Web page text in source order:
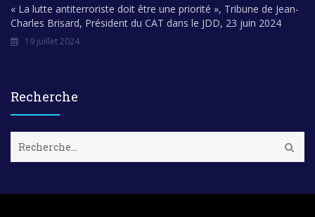
« La lutte antiterroriste doit être une priorité », Tribune de Jean-
Charles Brisard, Président du CAT dans le JDD, 23 juin 2024
19 juillet 2024
Recherche
c
e